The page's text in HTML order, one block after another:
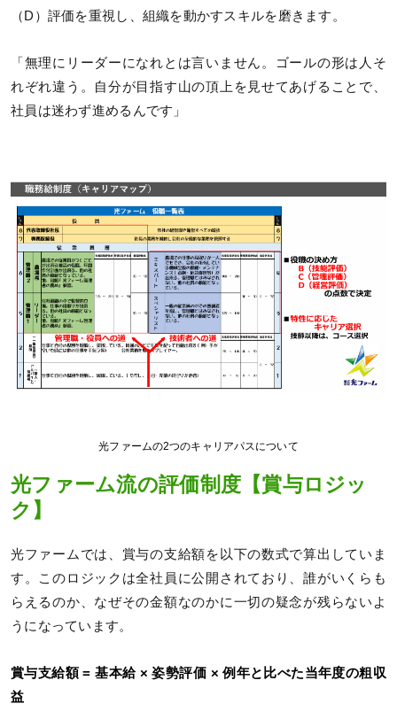
（D）評価を重視し、組織を動かすスキルを磨きます。
「無理にリーダーになれとは言いません。ゴールの形は人そ
れぞれ違う。自分が目指す山の頂上を見せてあげることで、
社員は迷わず進めるんです」
光ファームの2つのキャリアパスについて
光ファーム流の評価制度【賞与ロジッ
ク】
光ファームでは、賞与の支給額を以下の数式で算出していま
す。このロジックは全社員に公開されており、誰がいくらも
らえるのか、なぜその金額なのかに一切の疑念が残らないよ
うになっています。
賞与支給額 = 基本給 × 姿勢評価 × 例年と比べた当年度の粗収
益